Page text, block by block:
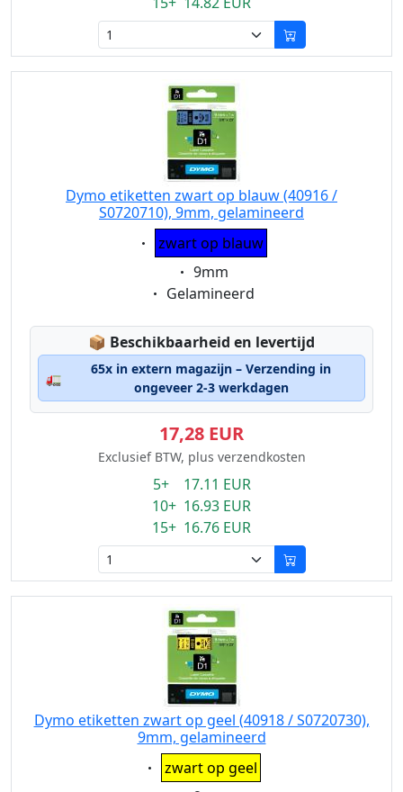
Dymo etiketten zwart op blauw (40916 /
S0720710), 9mm, gelamineerd
Eigenschaft:
zwart op blauw
Eigenschaft:
9mm
Eigenschaft:
Gelamineerd
📦 Lagerstatus:
Beschikbaarheid en levertijd
🚛
65x in extern magazijn – Verzending in
ongeveer 2-3 werkdagen
17,28 EUR
Exclusief BTW, plus verzendkosten
5+ 17.11 EUR
10+ 16.93 EUR
15+ 16.76 EUR
Dymo etiketten zwart op geel (40918 / S0720730),
9mm, gelamineerd
Eigenschaft:
zwart op geel